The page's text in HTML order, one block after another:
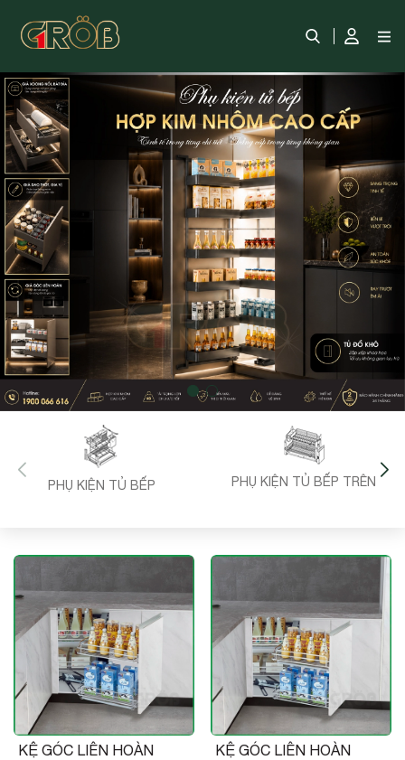
PHỤ KIỆN TỦ BẾP PHỤ KIỆN TỦ BẾP TRÊN
KỆ GÓC LIÊN HOÀN
KỆ GÓC LIÊN HOÀN